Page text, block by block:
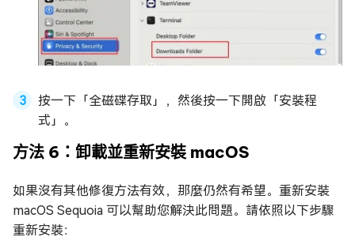
按一下「全磁碟存取」，然後按一下開啟「安裝程
式」。
方法 6：卸載並重新安裝 macOS
如果沒有其他修復方法有效，那麼仍然有希望。重新安裝
macOS Sequoia 可以幫助您解決此問題。請依照以下步驟
重新安裝：